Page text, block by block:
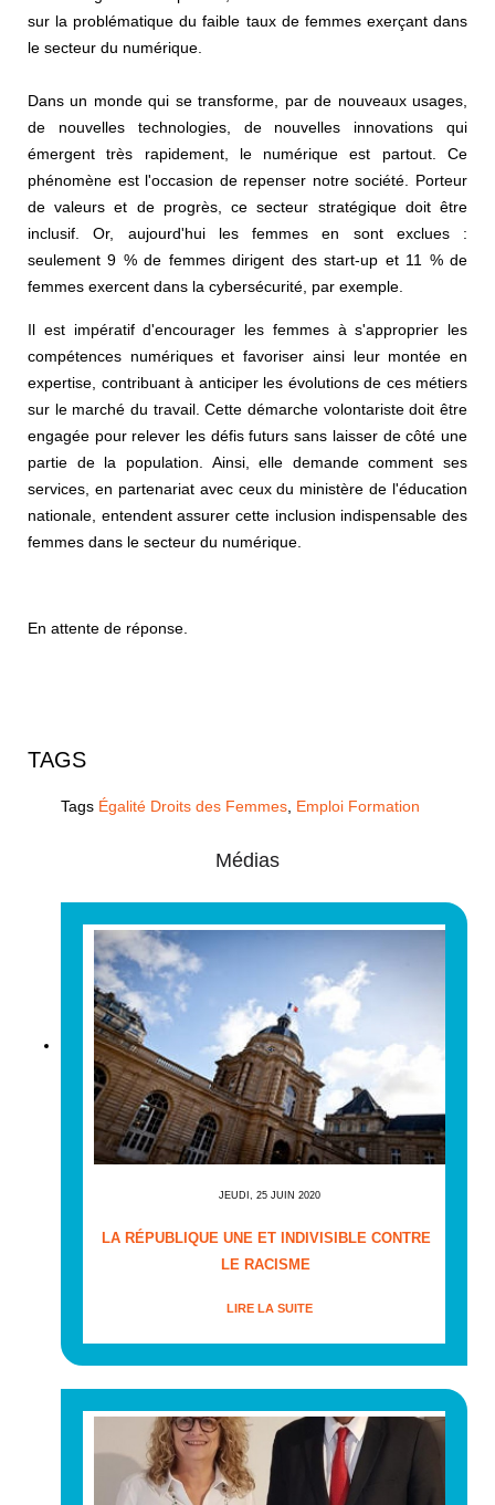
sur la problématique du faible taux de femmes exerçant dans
le secteur du numérique.
Dans un monde qui se transforme, par de nouveaux usages,
de nouvelles technologies, de nouvelles innovations qui
émergent très rapidement, le numérique est partout. Ce
phénomène est l'occasion de repenser notre société. Porteur
de valeurs et de progrès, ce secteur stratégique doit être
inclusif. Or, aujourd'hui les femmes en sont exclues :
seulement 9 % de femmes dirigent des start-up et 11 % de
femmes exercent dans la cybersécurité, par exemple.
Il est impératif d'encourager les femmes à s'approprier les
compétences numériques et favoriser ainsi leur montée en
expertise, contribuant à anticiper les évolutions de ces métiers
sur le marché du travail. Cette démarche volontariste doit être
engagée pour relever les défis futurs sans laisser de côté une
partie de la population. Ainsi, elle demande comment ses
services, en partenariat avec ceux du ministère de l'éducation
nationale, entendent assurer cette inclusion indispensable des
femmes dans le secteur du numérique.
En attente de réponse.
TAGS
Tags Égalité Droits des Femmes Emploi Formation
Médias
JEUDI, 25 JUIN 2020
LA RÉPUBLIQUE UNE ET INDIVISIBLE CONTRE
LE RACISME
LIRE LA SUITE